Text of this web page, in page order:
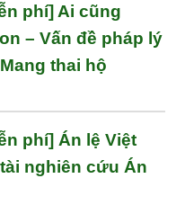
phí] Ai cũng
– Vấn đề pháp lý
thai hộ
phí] Án lệ Việt
nghiên cứu Án